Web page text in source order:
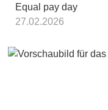
Equal pay day
27.02.2026